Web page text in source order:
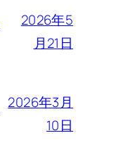
2026年5
月21日
2026年3月
10日